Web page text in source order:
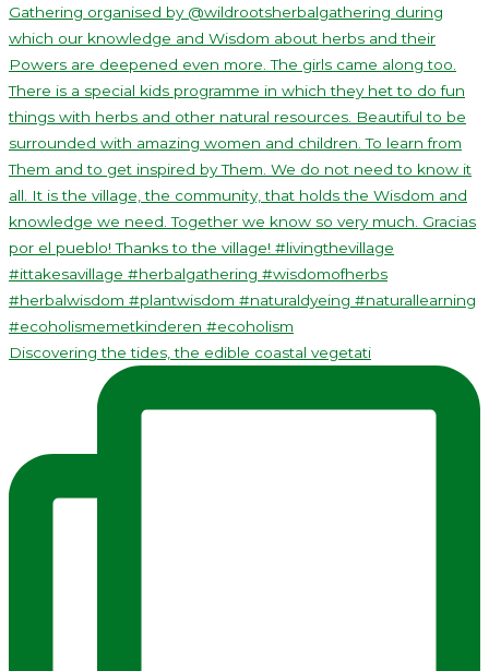
Discovering the tides, the edible coastal vegetati